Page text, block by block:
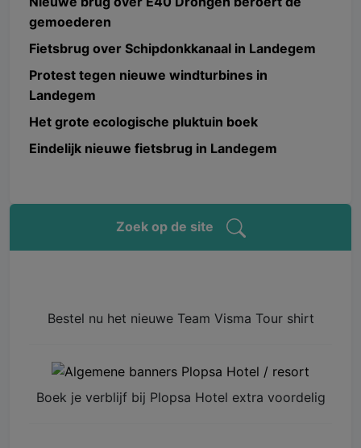
gemoederen
Fietsbrug over Schipdonkkanaal in Landegem
Protest tegen nieuwe windturbines in
Landegem
Het grote ecologische pluktuin boek
Eindelijk nieuwe fietsbrug in Landegem
Zoek op de site
Bestel nu het nieuwe Team Visma Tour shirt
Boek je verblijf bij Plopsa Hotel extra voordelig